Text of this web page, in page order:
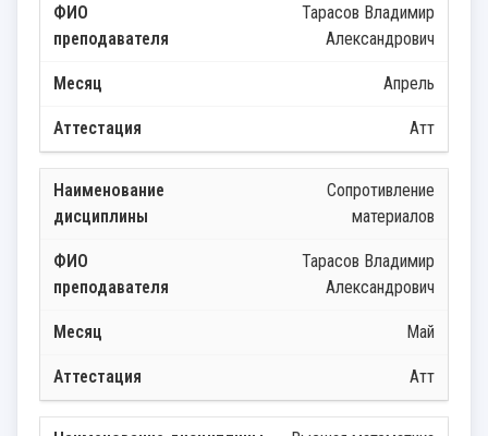
Тарасов Владимир
Александрович
Апрель
Атт
Сопротивление
материалов
Тарасов Владимир
Александрович
Май
Атт